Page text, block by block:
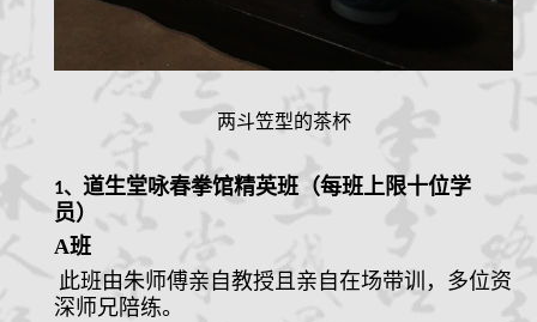
两斗笠型的茶杯
1、 道生堂咏春拳馆精英班（每班上限十位学
员）
A班
此班由朱师傅亲自教授且亲自在场带训，多位资
深师兄陪练。